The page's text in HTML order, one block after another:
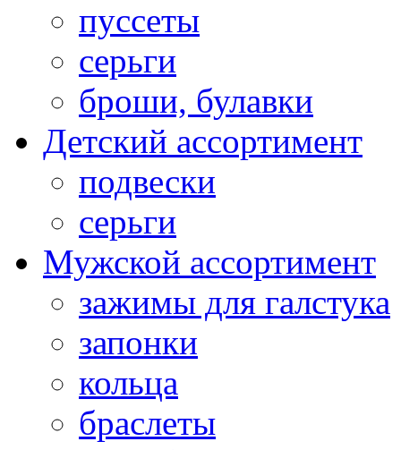
пуссеты
серьги
броши, булавки
Детский ассортимент
подвески
серьги
Мужской ассортимент
зажимы для галстука
запонки
кольца
браслеты